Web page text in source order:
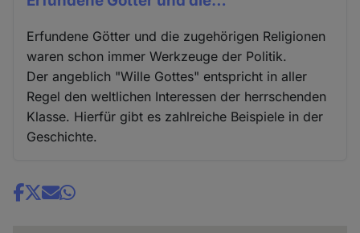
Erfundene Götter und die zugehörigen Religionen
waren schon immer Werkzeuge der Politik.
Der angeblich "Wille Gottes" entspricht in aller
Regel den weltlichen Interessen der herrschenden
Klasse. Hierfür gibt es zahlreiche Beispiele in der
Geschichte.
Share